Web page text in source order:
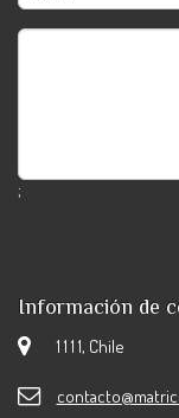
;
Información de
1 1 1 1, Chile